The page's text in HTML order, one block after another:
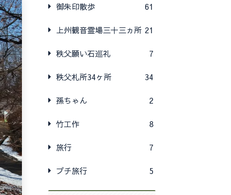
御朱印散歩 61
上州観音霊場三十三ヵ所 21
秩父願い石巡礼 7
秩父札所34ヶ所 34
孫ちゃん 2
竹工作 8
旅行 7
プチ旅行 5